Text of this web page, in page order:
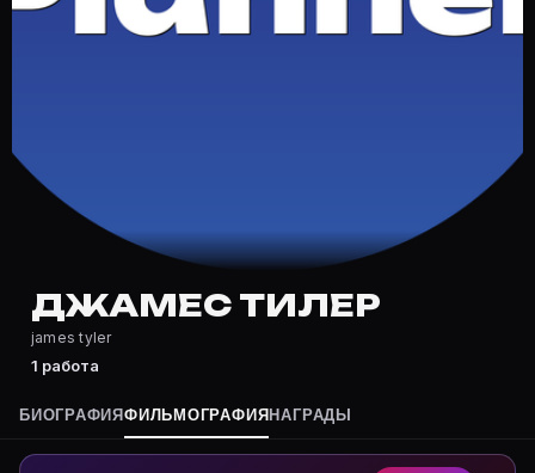
Где снимался Джамес Тилер?
Джамес Тилер — актёр. Биография и роли на
Где открыть фильмографию Джамес Тилер?
На Movie Planner: https://movie-planner.ru/s/
ДЖАМЕС ТИЛЕР
james tyler
1 работа
БИОГРАФИЯФИЛЬМОГРАФИЯ НАГРАДЫ